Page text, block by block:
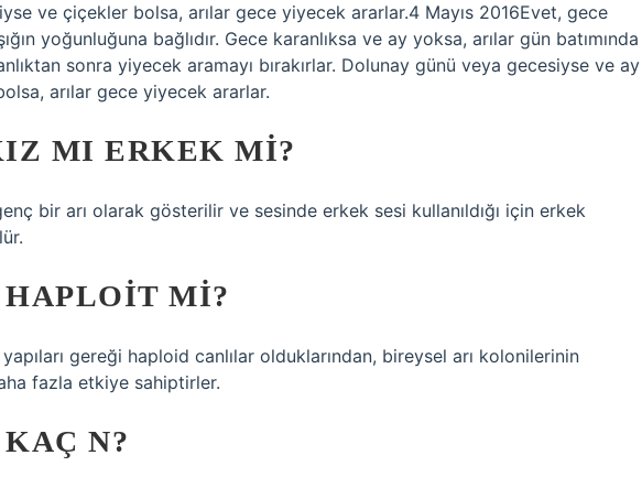
ve çiçekler bolsa, arılar gece yiyecek ararlar.4 Mayıs 2016Evet, gece
yoğunluğuna bağlıdır. Gece karanlıksa ve ay yoksa, arılar gün batımında
sonra yiyecek aramayı bırakırlar. Dolunay günü veya gecesiyse ve ay
arılar gece yiyecek ararlar.
MI ERKEK MI?
bir arı olarak gösterilir ve sesinde erkek sesi kullanıldığı için erkek
MI?
gereği haploid canlılar olduklarından, bireysel arı kolonilerinin
fazla etkiye sahiptirler.
N?